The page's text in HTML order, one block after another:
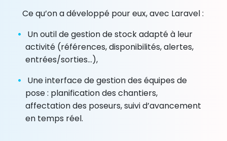
Ce qu’on a développé pour eux, avec Laravel :
Un outil de gestion de stock adapté à leur
activité (références, disponibilités, alertes,
entrées/sorties...),
Une interface de gestion des équipes de
pose : planification des chantiers,
affectation des poseurs, suivi d’avancement
en temps réel.